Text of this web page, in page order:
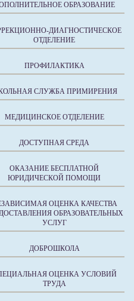
ОБРАЗОВАНИЕ
ДИАГНОСТИЧЕСКОЕ
ОТДЕЛЕНИЕ
ПРОФИЛАКТИКА
СЛУЖБА ПРИМИРЕНИЯ
МЕДИЦИНСКОЕ ОТДЕЛЕНИЕ
ДОСТУПНАЯ СРЕДА
ОКАЗАНИЕ БЕСПЛАТНОЙ
ЮРИДИЧЕСКОЙ ПОМОЩИ
ОЦЕНКА КАЧЕСТВА
ОБРАЗОВАТЕЛЬНЫХ
УСЛУГ
ДОБРОШКОЛА
ОЦЕНКА УСЛОВИЙ
ТРУДА